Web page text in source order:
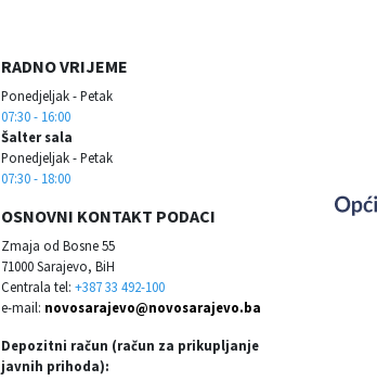
RADNO VRIJEME
Ponedjeljak - Petak
07:30 - 16:00
Šalter sala
Ponedjeljak - Petak
07:30 - 18:00
OSNOVNI KONTAKT PODACI
Zmaja od Bosne 55
71000 Sarajevo, BiH
Centrala tel: +387 33 492-100
e-mail: novosarajevo@novosarajevo.ba
Depozitni račun (račun za prikupljanje
javnih prihoda):